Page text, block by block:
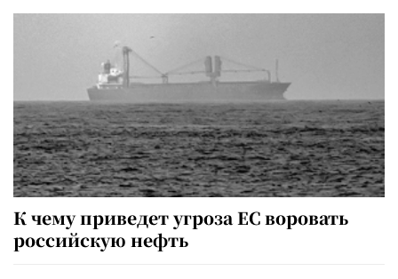
К чему приведет угроза ЕС воровать
российскую нефть